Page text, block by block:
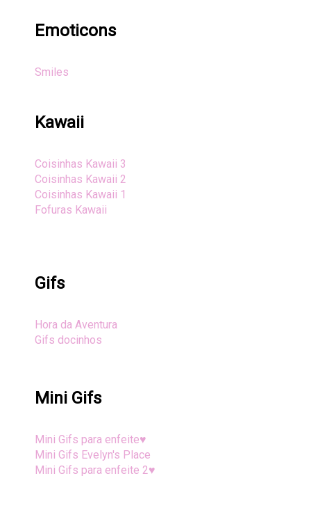
Emoticons
Smiles
Kawaii
Coisinhas Kawaii 3
Coisinhas Kawaii 2
Coisinhas Kawaii 1
Fofuras Kawaii
Gifs
Hora da Aventura
Gifs docinhos
Mini Gifs
Mini Gifs para enfeite♥
Mini Gifs Evelyn's Place
Mini Gifs para enfeite 2♥